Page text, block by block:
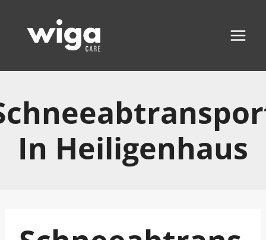
Inhalt
springen
In Heiligenhaus